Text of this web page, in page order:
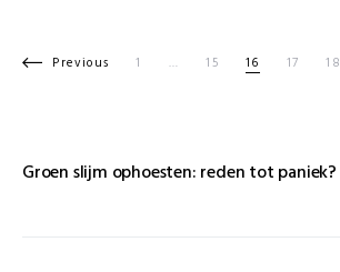
Berichten paginering
Previous 1 … 15 16 17 18
Groen slijm ophoesten: reden tot paniek?